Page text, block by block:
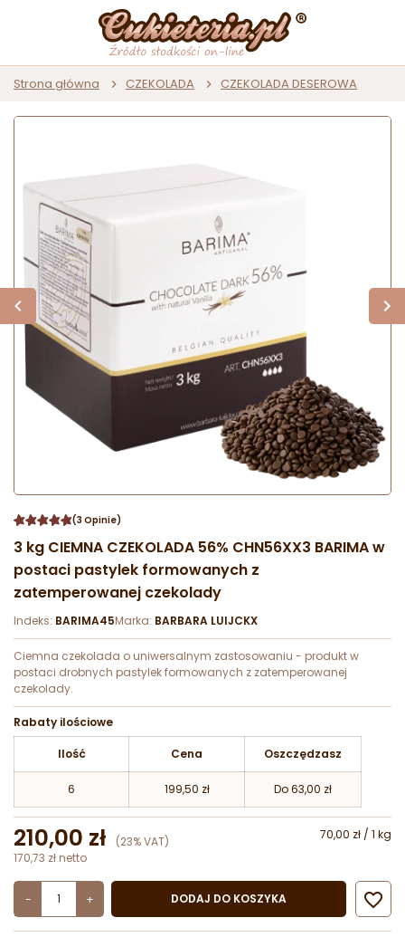
Strona główna CZEKOLADA CZEKOLADA DESEROWA
(3 Opinie)
3 kg CIEMNA CZEKOLADA 56% CHN56XX3 BARIMA w
postaci pastylek formowanych z
zatemperowanej czekolady
Indeks: BARIMA45Marka: BARBARA LUIJCKX
Ciemna czekolada o uniwersalnym zastosowaniu - produkt w
postaci drobnych pastylek formowanych z zatemperowanej
czekolady.
Rabaty ilościowe
Ilość Cena Oszczędzasz
6 199,50 zł Do 63,00 zł
210,00 zł (23% VAT)
70,00 zł / 1 kg
170,73 zł netto
- + DODAJ DO KOSZYKA 